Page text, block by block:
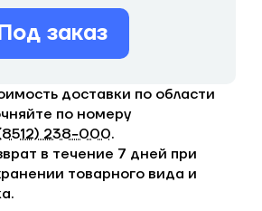
заказ
доставки по области
по номеру
238−000.
в течение 7 дней при
товарного вида и